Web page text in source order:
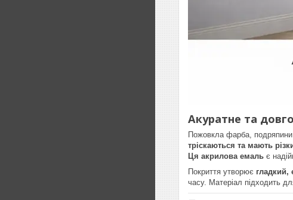
Акуратне та
Пожовкла фарба, подряпини
тріскаються та мають
Ця акрилова емаль є
Покриття утворює гладкий,
часу. Матеріал підходить